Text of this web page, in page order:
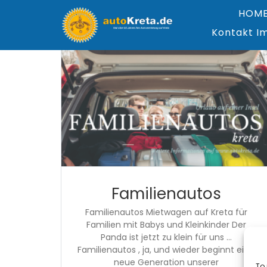
Kontakt
Familienautos
Familienautos Mietwagen auf Kreta für
Familien mit Babys und Kleinkinder Der
Panda ist jetzt zu klein für uns …
Familienautos , ja, und wieder beginnt eine
neue Generation unserer